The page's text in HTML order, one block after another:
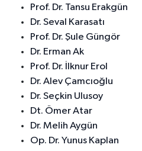
Prof. Dr. Tansu Erakgün
Dr. Seval Karasatı
Prof. Dr. Şule Güngör
Dr. Erman Ak
Prof. Dr. İlknur Erol
Dr. Alev Çamcıoğlu
Dr. Seçkin Ulusoy
Dt. Ömer Atar
Dr. Melih Aygün
Op. Dr. Yunus Kaplan